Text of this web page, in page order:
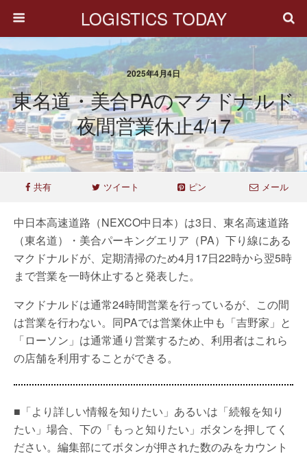
LOGISTICS TODAY
2025年4月4日
東名道・美合PAのマクドナルド
夜間営業休止4/17
共有 ツイート ピン メール
中日本高速道路（NEXCO中日本）は3日、東名高速道路
（東名道）・美合パーキングエリア（PA）下り線にある
マクドナルドが、定期清掃のため4月17日22時から翌5時
まで営業を一時休止すると発表した。
マクドナルドは通常24時間営業を行っているが、この間
は営業を行わない。同PAでは営業休止中も「吉野家」と
「ローソン」は通常通り営業するため、利用者はこれら
の店舗を利用することができる。
■「より詳しい情報を知りたい」あるいは「続報を知り
たい」場合、下の「もっと知りたい」ボタンを押してく
ださい。編集部にてボタンが押された数のみをカウント